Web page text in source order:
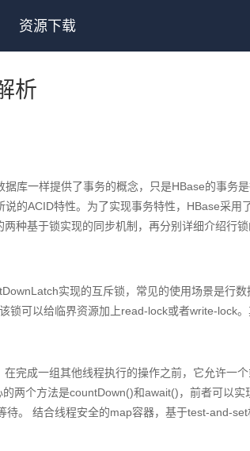
资源下载
析
库一样提供了事务的概念，只是HBase的事务
的ACID特性。为了实现事务特性，HBase采用
种基于锁实现的同步机制，再分别详细介绍行
实现的互斥锁，常见的使用场景是行
锁可以给临界资源加上read-lock或者write-lock
完成一组其他线程执行的操作之前，它允许一个
两个方法是countDown()和await()，前者可以
待。 结合线程安全的map容器，基于test-and-